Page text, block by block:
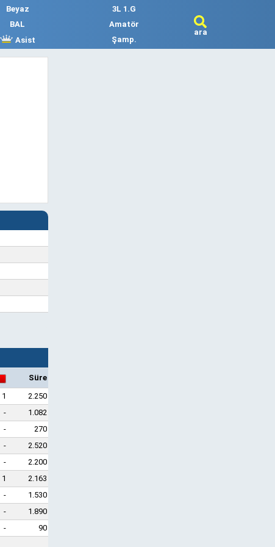
Beyaz
3L 1.G
BAL
Amatör
Asist Şamp.
ara
Süre
1
2.250
-
1.082
-
270
-
2.520
-
2.200
1
2.163
-
1.530
-
1.890
-
90